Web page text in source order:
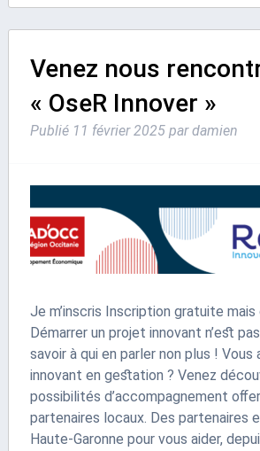
Venez nous
« OseR Innover »
Publié 11 février 2025 par damien
Je m’inscris Inscription gratuite
Démarrer un projet innovant n’est
savoir à qui en parler non plus ! Vous
innovant en gestation ? Venez
possibilités d’accompagnement
partenaires locaux. Des partenaires
Haute-Garonne pour vous aider,